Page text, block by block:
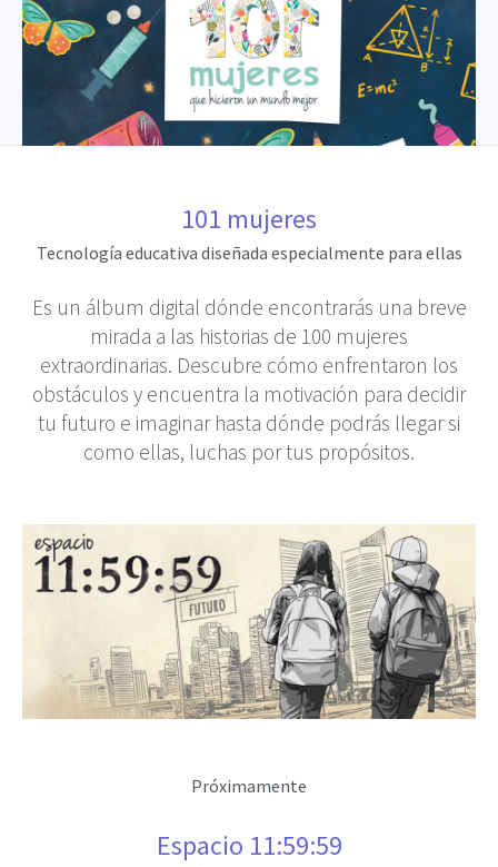
101 mujeres
Tecnología educativa diseñada especialmente para ellas
Es un álbum digital dónde encontrarás una breve
mirada a las historias de 100 mujeres
extraordinarias. Descubre cómo enfrentaron los
obstáculos y encuentra la motivación para decidir
tu futuro e imaginar hasta dónde podrás llegar si
como ellas, luchas por tus propósitos.
Próximamente
Espacio 11:59:59